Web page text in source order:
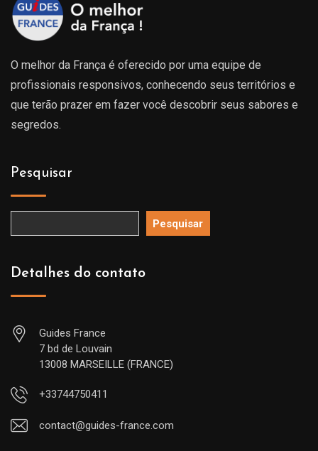
O melhor da França é oferecido por uma equipe de
profissionais responsivos, conhecendo seus territórios e
que terão prazer em fazer você descobrir seus sabores e
segredos.
Pesquisar
Pesquisar
Detalhes do contato
Guides France
7 bd de Louvain
13008 MARSEILLE (FRANCE)
+33744750411
contact@guides-france.com